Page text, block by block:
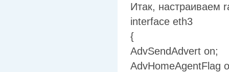
Итак, настраиваем
interface eth3
{
AdvSendAdvert on;
AdvHomeAgentFlag